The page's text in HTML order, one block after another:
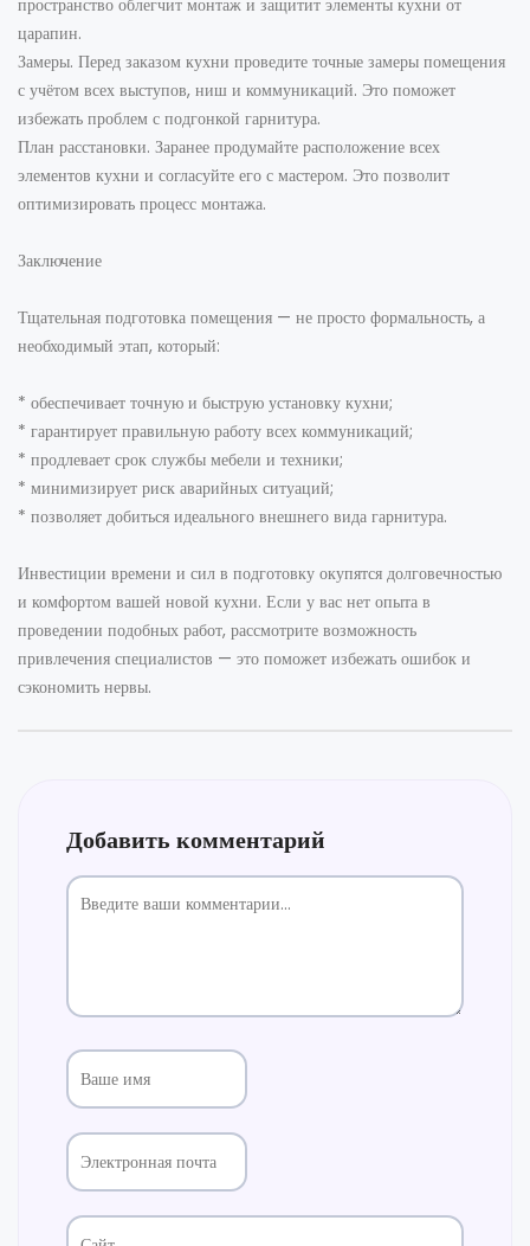
пространство облегчит монтаж и защитит элементы кухни от
царапин.
Замеры. Перед заказом кухни проведите точные замеры помещения
с учётом всех выступов, ниш и коммуникаций. Это поможет
избежать проблем с подгонкой гарнитура.
План расстановки. Заранее продумайте расположение всех
элементов кухни и согласуйте его с мастером. Это позволит
оптимизировать процесс монтажа.
Заключение
Тщательная подготовка помещения — не просто формальность, а
необходимый этап, который:
* обеспечивает точную и быструю установку кухни;
* гарантирует правильную работу всех коммуникаций;
* продлевает срок службы мебели и техники;
* минимизирует риск аварийных ситуаций;
* позволяет добиться идеального внешнего вида гарнитура.
Инвестиции времени и сил в подготовку окупятся долговечностью
и комфортом вашей новой кухни. Если у вас нет опыта в
проведении подобных работ, рассмотрите возможность
привлечения специалистов — это поможет избежать ошибок и
сэкономить нервы.
Добавить комментарий